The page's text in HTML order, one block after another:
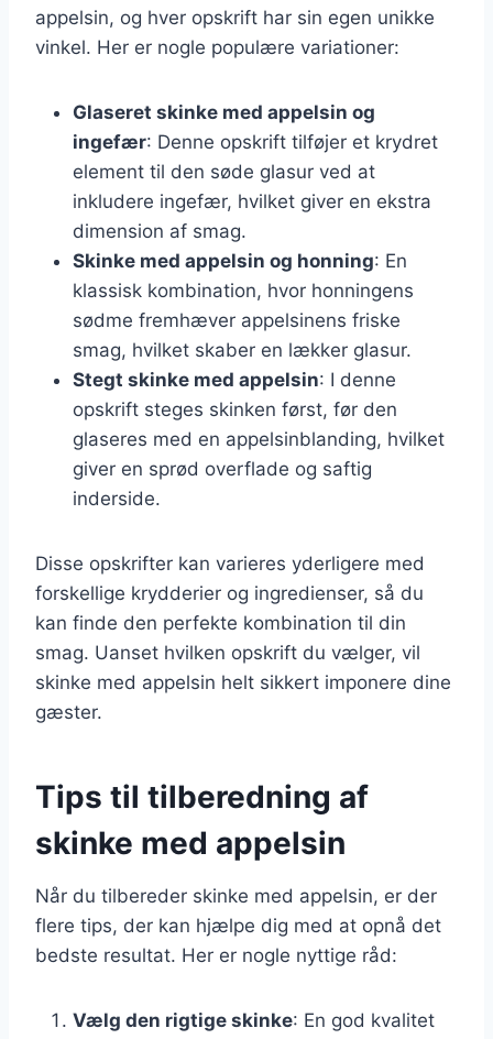
appelsin, og hver opskrift har sin egen unikke
vinkel. Her er nogle populære variationer:
Glaseret skinke med appelsin og
ingefær: Denne opskrift tilføjer et krydret
element til den søde glasur ved at
inkludere ingefær, hvilket giver en ekstra
dimension af smag.
Skinke med appelsin og honning: En
klassisk kombination, hvor honningens
sødme fremhæver appelsinens friske
smag, hvilket skaber en lækker glasur.
Stegt skinke med appelsin: I denne
opskrift steges skinken først, før den
glaseres med en appelsinblanding, hvilket
giver en sprød overflade og saftig
inderside.
Disse opskrifter kan varieres yderligere med
forskellige krydderier og ingredienser, så du
kan finde den perfekte kombination til din
smag. Uanset hvilken opskrift du vælger, vil
skinke med appelsin helt sikkert imponere dine
gæster.
Tips til tilberedning af
skinke med appelsin
Når du tilbereder skinke med appelsin, er der
flere tips, der kan hjælpe dig med at opnå det
bedste resultat. Her er nogle nyttige råd:
Vælg den rigtige skinke: En god kvalitet